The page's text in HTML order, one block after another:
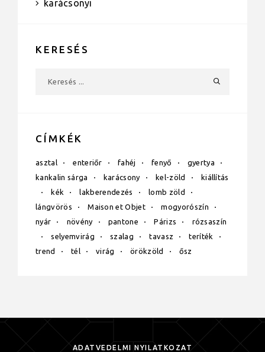
karácsonyi
KERESÉS
CÍMKÉK
asztal enteriőr fahéj fenyő
gyertya
kankalin sárga
karácsony kel-zöld
kiállítás
kék
lakberendezés
lomb zöld
lángvörös
Maison et Objet
mogyorószín
nyár
növény pantone Párizs
rózsaszín
selyemvirág
szalag tavasz
teríték
trend
tél virág örökzöld ősz
ADATVÉDELMI NYILATKOZAT